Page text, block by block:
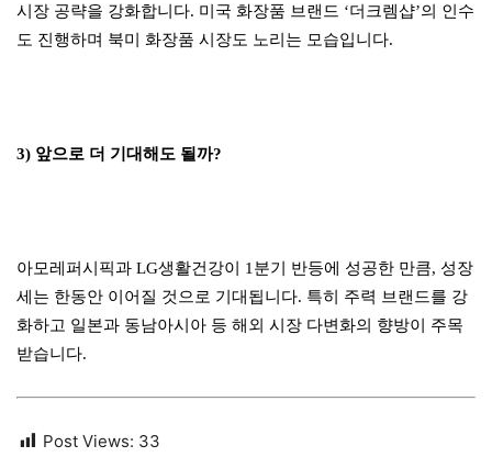
시장 공략을 강화합니다. 미국 화장품 브랜드 ‘더크렘샵’의 인수
도 진행하며 북미 화장품 시장도 노리는 모습입니다.
3) 앞으로 더 기대해도 될까?
아모레퍼시픽과 LG생활건강이 1분기 반등에 성공한 만큼, 성장
세는 한동안 이어질 것으로 기대됩니다. 특히 주력 브랜드를 강
화하고 일본과 동남아시아 등 해외 시장 다변화의 향방이 주목
받습니다.
Post Views: 33